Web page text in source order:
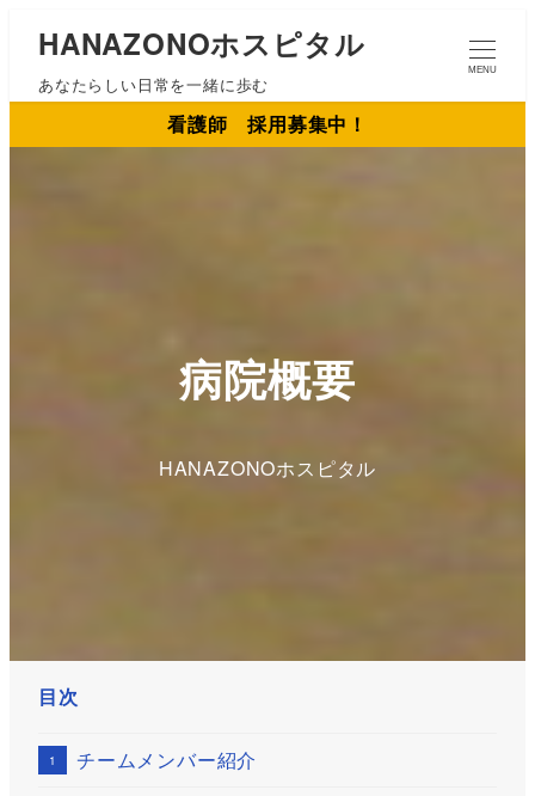
HANAZONOホスピタル
あなたらしい日常を一緒に歩む
MENU
看護師 採用募集中！
病院概要
HANAZONOホスピタル
目次
チームメンバー紹介